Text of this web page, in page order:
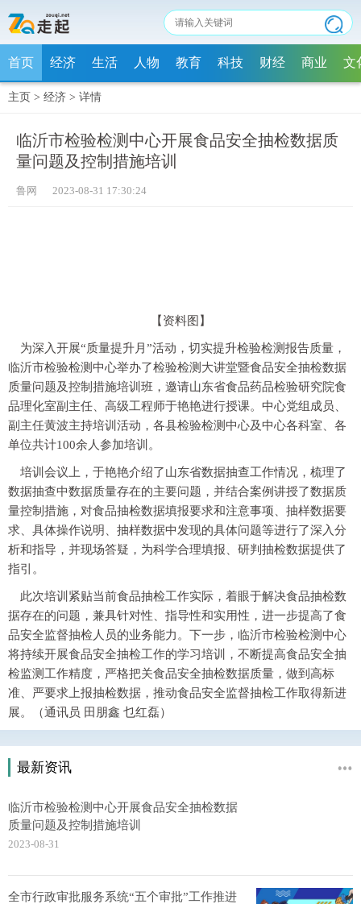
首页 经济 生活 人物 教育 科技 财经 商业 文
主页 > 经济 > 详情
临沂市检验检测中心开展食品安全抽检数据质
量问题及控制措施培训
鲁网 2023-08-31 17:30:24
【资料图】
为深入开展“质量提升月”活动，切实提升检验检测报告质量，
临沂市检验检测中心举办了检验检测大讲堂暨食品安全抽检数据
质量问题及控制措施培训班，邀请山东省食品药品检验研究院食
品理化室副主任、高级工程师于艳艳进行授课。中心党组成员、
副主任黄波主持培训活动，各县检验检测中心及中心各科室、各
单位共计100余人参加培训。
培训会议上，于艳艳介绍了山东省数据抽查工作情况，梳理了
数据抽查中数据质量存在的主要问题，并结合案例讲授了数据质
量控制措施，对食品抽检数据填报要求和注意事项、抽样数据要
求、具体操作说明、抽样数据中发现的具体问题等进行了深入分
析和指导，并现场答疑，为科学合理填报、研判抽检数据提供了
指引。
此次培训紧贴当前食品抽检工作实际，着眼于解决食品抽检数
据存在的问题，兼具针对性、指导性和实用性，进一步提高了食
品安全监督抽检人员的业务能力。下一步，临沂市检验检测中心
将持续开展食品安全抽检工作的学习培训，不断提高食品安全抽
检监测工作精度，严格把关食品安全抽检数据质量，做到高标
准、严要求上报抽检数据，推动食品安全监督抽检工作取得新进
展。（通讯员 田朋鑫 乜红磊）
最新资讯
临沂市检验检测中心开展食品安全抽检数据
质量问题及控制措施培训
2023-08-31
全市行政审批服务系统“五个审批”工作推进